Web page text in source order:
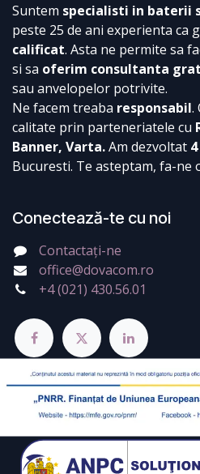
Suntem specialisti in baterii
peste 25 de ani experienta ca
calificat. Asta ne permite sa
si sa oferim consultanta
sau anvelopelor potrivite.
Ne facem treaba responsabil.
calitate prin parteneriatele cu
Banner, Varta.Am dezvoltat
Bucuresti. Te asteptam, fa-ne
Conectează-te cu noi
Contactați-ne
office@dovacom.ro
+4 (021) 430.56.01